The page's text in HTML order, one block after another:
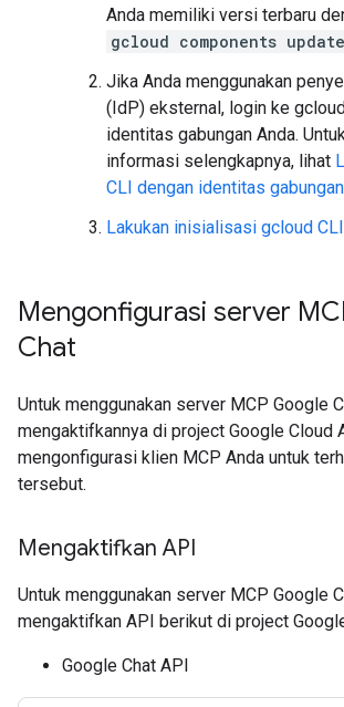
Anda memiliki versi terbaru
gcloud components update
Jika Anda menggunakan
(IdP) eksternal, login ke
identitas gabungan Anda.
informasi selengkapnya, lihat
CLI dengan identitas
Lakukan inisialisasi gcloud CLI
Mengonfigurasi server
Chat
Untuk menggunakan server MCP Google
mengaktifkannya di project Google Cloud
mengonfigurasi klien MCP Anda untuk
tersebut.
Mengaktifkan API
Untuk menggunakan server MCP Google
mengaktifkan API berikut di project
Google Chat API